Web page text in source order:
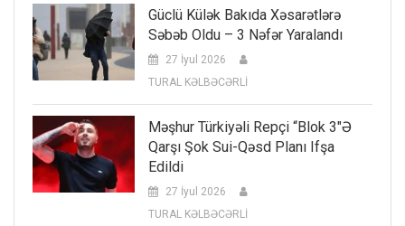
Güclü Külək Bakıda Xəsarətlərə
Səbəb Oldu – 3 Nəfər Yaralandı
27 İyul 2026
TURAL KƏLBƏCƏRLİ
Məşhur Türkiyəli Repçi “Blok 3″ə
Qarşı Şok Sui-Qəsd Planı Ifşa
Edildi
27 İyul 2026
TURAL KƏLBƏCƏRLİ